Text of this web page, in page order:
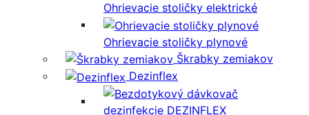
Ohrievacie stoličky elektrické
Ohrievacie stoličky plynové
Škrabky zemiakov
Dezinflex